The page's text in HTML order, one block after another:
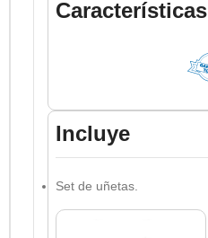
Características
Incluye
Set de uñetas.